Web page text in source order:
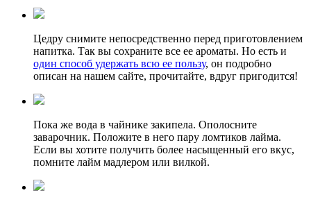
Цедру снимите непосредственно перед приготовлением
напитка. Так вы сохраните все ее ароматы. Но есть и
один способ удержать всю ее пользу, он подробно
описан на нашем сайте, прочитайте, вдруг пригодится!
Пока же вода в чайнике закипела. Ополосните
заварочник. Положите в него пару ломтиков лайма.
Если вы хотите получить более насыщенный его вкус,
помните лайм мадлером или вилкой.